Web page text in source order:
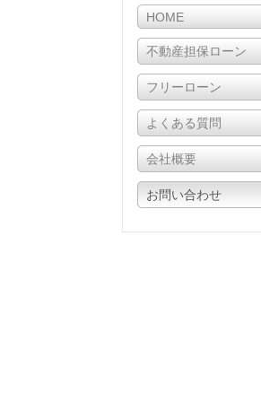
HOME
不動産担保ローン
フリーローン
よくある質問
会社概要
お問い合わせ